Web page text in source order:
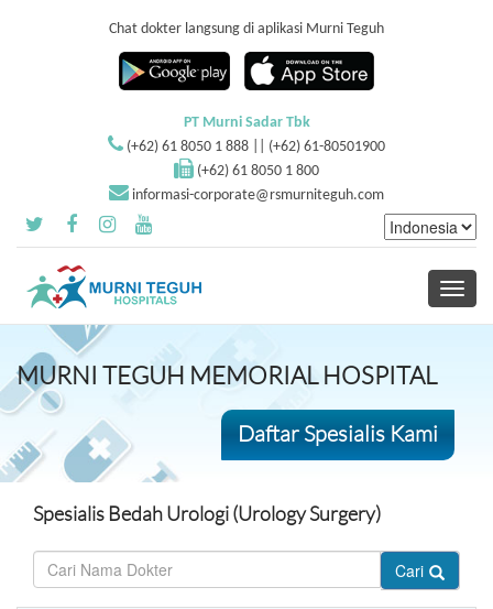
Chat dokter langsung di aplikasi Murni Teguh
PT Murni Sadar Tbk
(+62) 61 8050 1 888 || (+62) 61-80501900
(+62) 61 8050 1 800
informasi-corporate@rsmurniteguh.com
Toggle
MURNI TEGUH MEMORIAL HOSPITAL
Daftar Spesialis Kami
Spesialis Bedah Urologi (Urology Surgery)
Cari